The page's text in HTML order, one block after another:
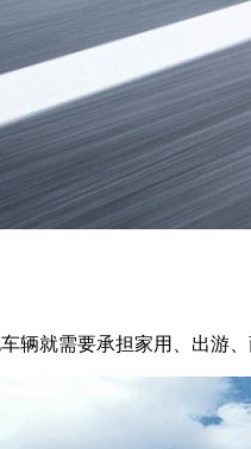
辆就需要承担家用、出游